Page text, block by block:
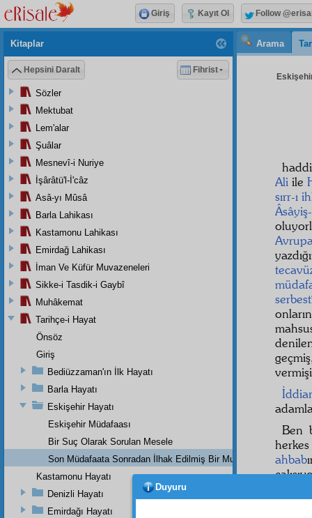
Arama
Ali ile
sırr-ı
Ben
ahbab
sene
Kitaplar
Hepsini Daralt Fihrist
Sözler
Mektubat
Lem'alar
Şuâlar
Mesnevî-i Nuriye
İşârâtü'l-İ'câz
Asâ-yı Mûsâ
Barla Lahikası
Kastamonu Lahikası
Emirdağ Lahikası
İman Ve Küfür Muvazeneleri
Sikke-i Tasdik-i Gaybî
Muhâkemat
Tarihçe-i Hayat
Önsöz
Giriş
Bediüzzaman'ın İlk Hayatı
Barla Hayatı
Eskişehir Hayatı
Eskişehir Müdafaası
Bir Suç Olarak Sorulan Mesele
Son Müdafaata Sonradan İlhak Edilmiş Bir Mukaddeme
Kastamonu Hayatı
Denizli Hayatı
Emirdağı Hayatı
Giriş Kayıt Ol Follow
Duyuru